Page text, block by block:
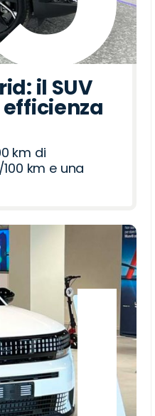
il SUV
km di
km e una